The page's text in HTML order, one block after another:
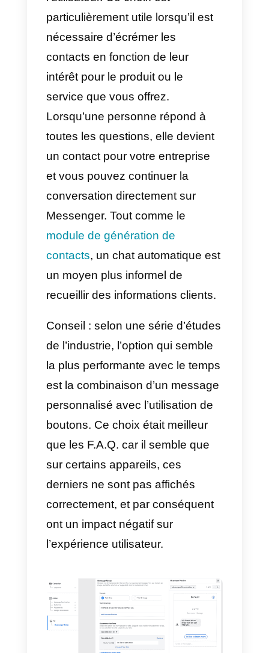
chatter. En cliquant sur
l’utilisateur n’ouvrira qu’une
fenêtre de messagerie dans
laquelle il devra prendre des
mesures supplémentaires (voir
dessous ce que cela signifie)
pour réellement commencer à
chatter.
A partir de cette section, il est
donc possible de personnaliser
l’expérience utilisateur une fois
qu’ils ont cliqué sur votre
vous avez choisi l’option « Créer
nouveau », vous pouvez choisir
parmi les choix suivants:
1)Message de bienvenue
standard :un message simple
pouvant inclure un message
d’accueil et quelques questions
susceptibles d’être posées à
votre entreprise.
2) Message d’accueil
personnalisé » :
cette option
(recommandée)vous permet de